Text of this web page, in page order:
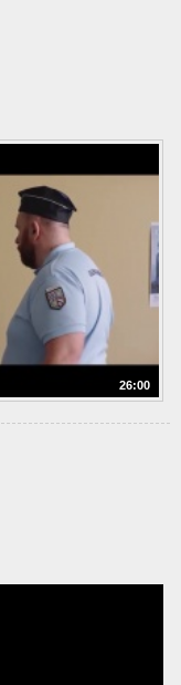
26:00